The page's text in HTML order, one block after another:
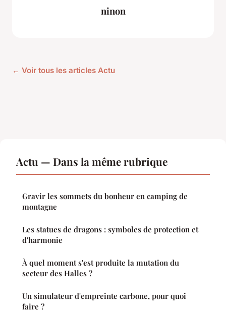
ninon
← Voir tous les articles Actu
Actu — Dans la même rubrique
Gravir les sommets du bonheur en camping de
montagne
Les statues de dragons : symboles de protection et
d'harmonie
À quel moment s'est produite la mutation du
secteur des Halles ?
Un simulateur d'empreinte carbone, pour quoi
faire ?